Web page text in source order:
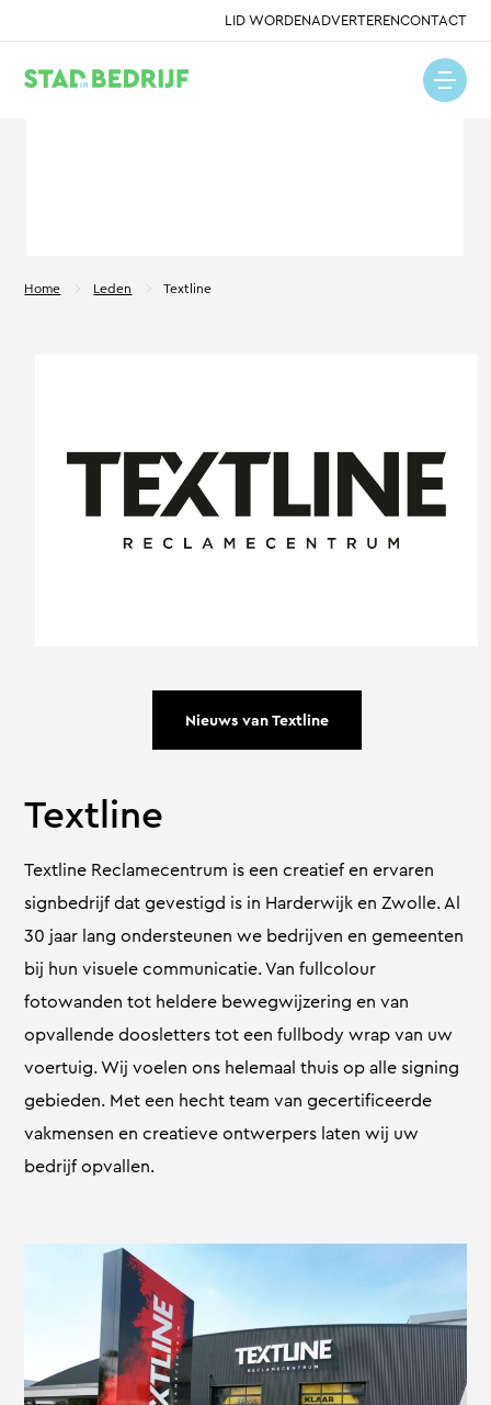
LID WORDENADVERTERENCONTACT
Home Leden Textline
Textline
Textline Reclamecentrum is een creatief en ervaren
signbedrijf dat gevestigd is in Harderwijk en Zwolle. Al
30 jaar lang ondersteunen we bedrijven en gemeenten
bij hun visuele communicatie. Van fullcolour
fotowanden tot heldere bewegwijzering en van
opvallende doosletters tot een fullbody wrap van uw
voertuig. Wij voelen ons helemaal thuis op alle signing
gebieden. Met een hecht team van gecertificeerde
vakmensen en creatieve ontwerpers laten wij uw
bedrijf opvallen.
Nieuws van Textline